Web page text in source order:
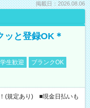
掲載日：2026.08.06
ッと登録OK＊
生歓迎
ブランクOK
(規定あり) ■現金日払いも